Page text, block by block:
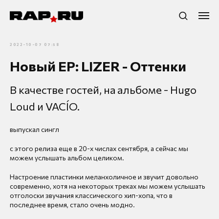
2022-10-07 07:58
Новый EP: LIZER - Оттенки
В качестве гостей, на альбоме - Hugo
Loud и VACÍO.
выпускал сингл
с этого релиза еще в 20-х числах сентября, а сейчас мы
можем услышать альбом целиком.
Настроение пластинки меланхоличное и звучит довольно
современно, хотя на некоторых треках мы можем услышать
отголоски звучания классического хип-хопа, что в
последнее время, стало очень модно.